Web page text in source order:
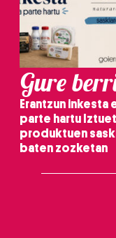
Gure
Erantzun inkesta
parte hartu
produktuen
baten zozketan